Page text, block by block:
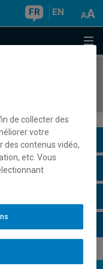
FR EN
de collecter des
votre
des contenus vidéo,
etc. Vous